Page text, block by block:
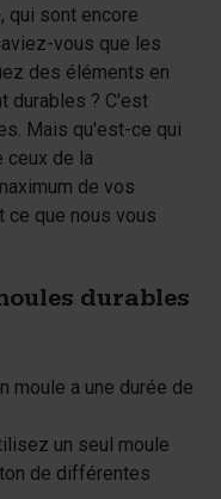
qui sont encore
vous que les
des éléments en
durables ? C'est
Mais qu'est-ce qui
ceux de la
de vos
ce que nous vous
durables
a une durée de
un seul moule
de différentes